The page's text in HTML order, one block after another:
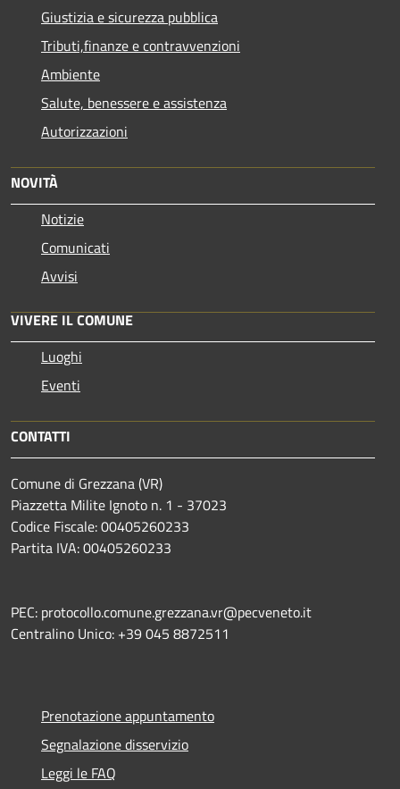
Giustizia e sicurezza pubblica
Tributi,finanze e contravvenzioni
Ambiente
Salute, benessere e assistenza
Autorizzazioni
NOVITÀ
Notizie
Comunicati
Avvisi
VIVERE IL COMUNE
Luoghi
Eventi
CONTATTI
Comune di Grezzana (VR)
Piazzetta Milite Ignoto n. 1 - 37023
Codice Fiscale: 00405260233
Partita IVA: 00405260233
PEC: protocollo.comune.grezzana.vr@pecveneto.it
Centralino Unico: +39 045 8872511
Prenotazione appuntamento
Segnalazione disservizio
Leggi le FAQ